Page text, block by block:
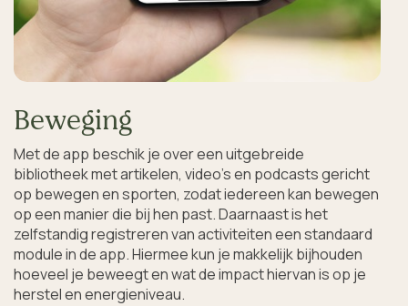
Beweging
Met de app beschik je over een uitgebreide
bibliotheek met artikelen, video's en podcasts gericht
op bewegen en sporten, zodat iedereen kan bewegen
op een manier die bij hen past. Daarnaast is het
zelfstandig registreren van activiteiten een standaard
module in de app. Hiermee kun je makkelijk bijhouden
hoeveel je beweegt en wat de impact hiervan is op je
herstel en energieniveau.